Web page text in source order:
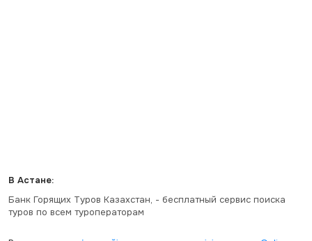
В Астане:
Банк Горящих Туров Казахстан, - бесплатный сервис поиска
туров по всем туроператорам